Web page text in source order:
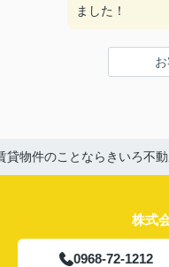
ました！
貸物件のことならきいろ不
株式
0968-72-1212